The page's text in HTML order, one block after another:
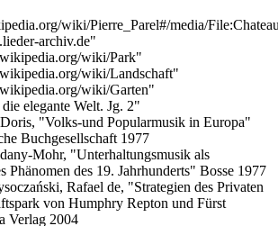
wiki/Pierre_Parel#/media/
archiv.de"
wiki/Park"
wiki/Landschaft"
wiki/Garten"
elegante Welt. Jg. 2"
"Volks-und Popularmusik in Europa"
Buchgesellschaft 1977
Mohr, "Unterhaltungsmusik als
Phänomen des 19. Jahrhunderts" Bosse 1977
Rafael de, "Strategien des Privaten
von Humphry Repton und Fürst
Verlag 2004